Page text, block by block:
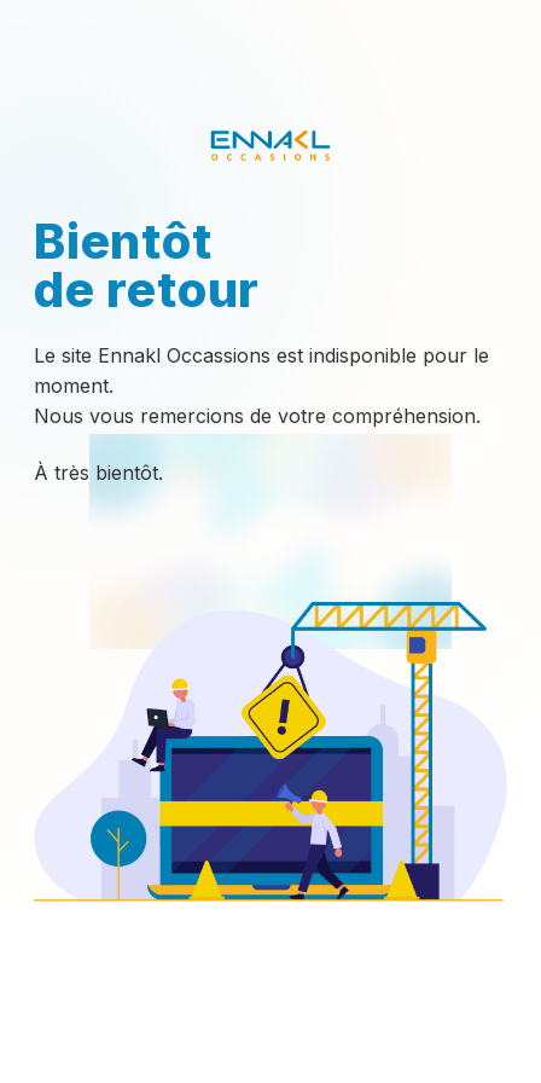
Bientôt
de retour
Le site Ennakl Occassions est indisponible pour le
moment.
Nous vous remercions de votre compréhension.
À très bientôt.